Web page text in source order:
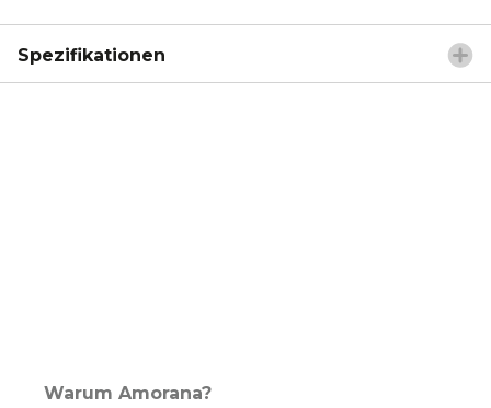
Spezifikationen
Warum Amorana?